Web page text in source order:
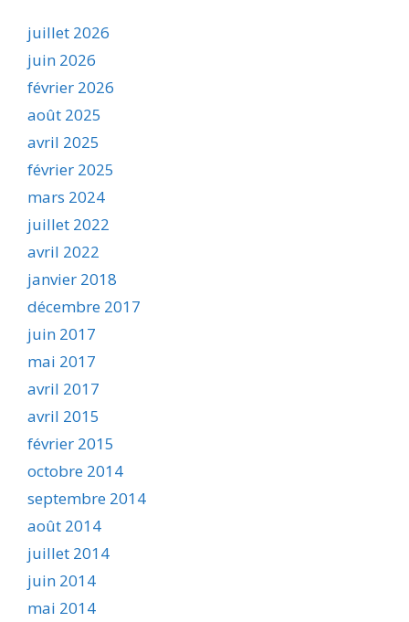
juillet 2026
juin 2026
février 2026
août 2025
avril 2025
février 2025
mars 2024
juillet 2022
avril 2022
janvier 2018
décembre 2017
juin 2017
mai 2017
avril 2017
avril 2015
février 2015
octobre 2014
septembre 2014
août 2014
juillet 2014
juin 2014
mai 2014